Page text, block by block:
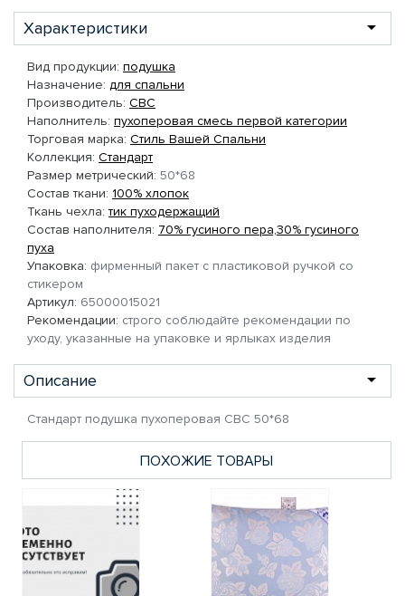
Характеристики
Вид продукции: подушка
Назначение: для спальни
Производитель: СВС
Наполнитель: пухоперовая смесь первой категории
Торговая марка: Стиль Вашей Спальни
Коллекция: Стандарт
Размер метрический: 50*68
Состав ткани: 100% хлопок
Ткань чехла: тик пуходержащий
Состав наполнителя: 70% гусиного пера,30% гусиного
пуха
Упаковка: фирменный пакет с пластиковой ручкой со
стикером
Артикул: 65000015021
Рекомендации: строго соблюдайте рекомендации по
уходу, указанные на упаковке и ярлыках изделия
Описание
Стандарт подушка пухоперовая СВС 50*68
ПОХОЖИЕ ТОВАРЫ